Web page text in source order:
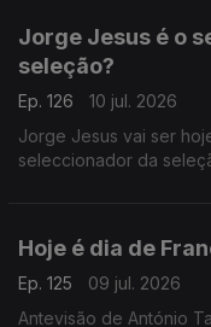
Jorge Jesus é o
seleção?
Ep. 126
10 jul. 2026
Jorge Jesus vai ser
seleccionador da
Hoje é dia de
Ep. 125
09 jul. 2026
Antevisão de António